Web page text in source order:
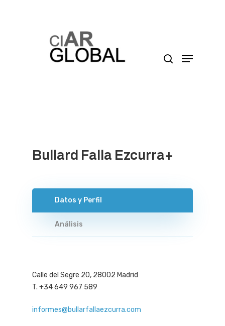
Presione enter para buscar o ESC para cerrar
Bullard Falla Ezcurra+
Datos y Perfil
Análisis
Calle del Segre 20, 28002 Madrid
T. +34 649 967 589
informes@bullarfallaezcurra.com